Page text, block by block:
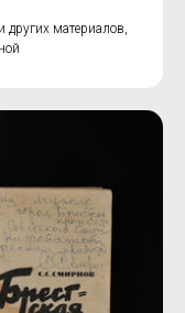
других материалов,